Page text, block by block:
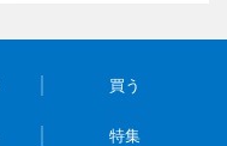
買う
特集